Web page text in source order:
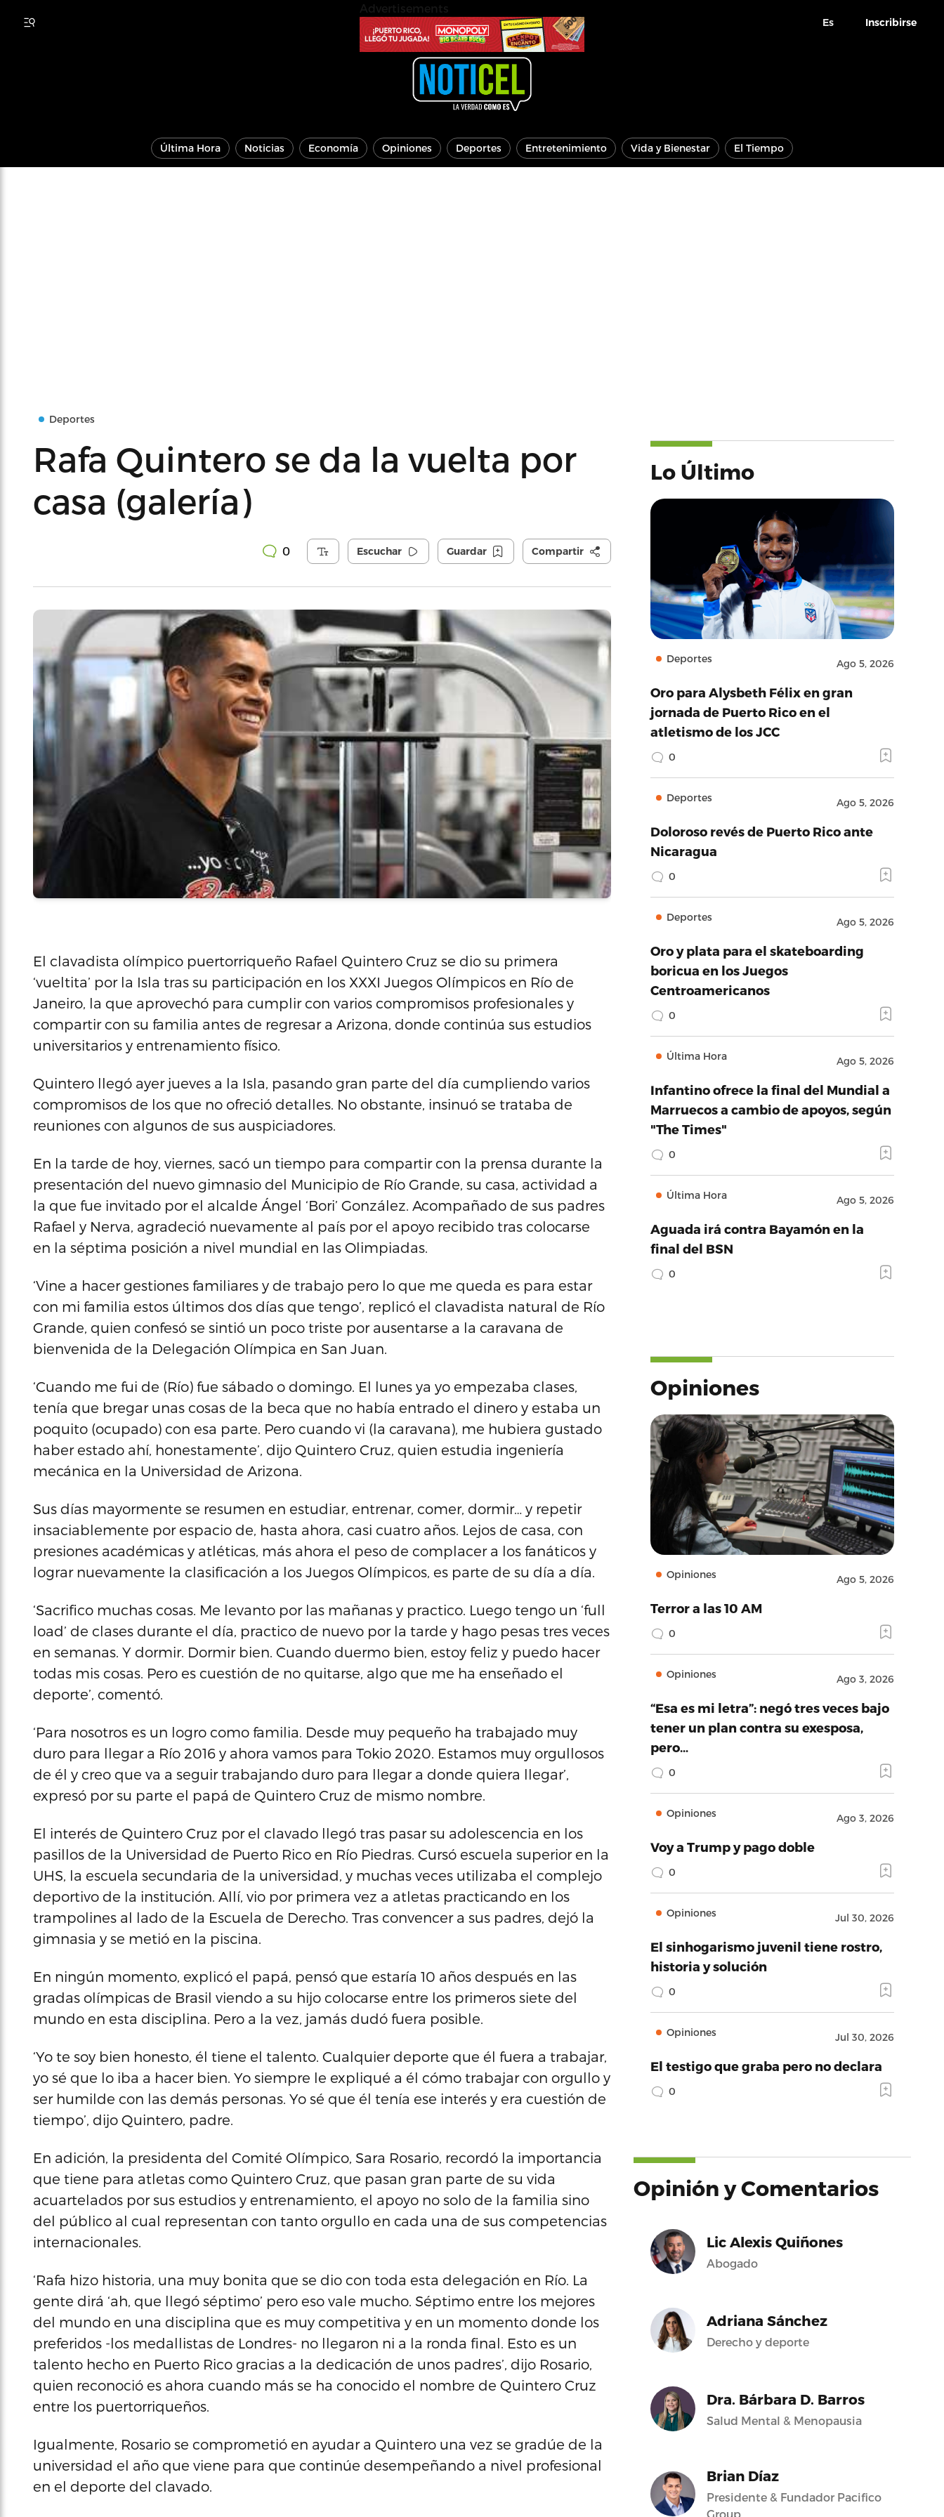
Es Inscribirse
Última Hora Noticias Economía Opiniones Deportes Entretenimiento Vida y Bienestar El Tiempo
Deportes
Rafa Quintero se da la vuelta por
casa (galería)
0 Escuchar Guardar Compartir
El clavadista olímpico puertorriqueño Rafael Quintero Cruz se dio su primera
‘vueltita’ por la Isla tras su participación en los XXXI Juegos Olímpicos en Río de
Janeiro, la que aprovechó para cumplir con varios compromisos profesionales y
compartir con su familia antes de regresar a Arizona, donde continúa sus estudios
universitarios y entrenamiento físico.
Quintero llegó ayer jueves a la Isla, pasando gran parte del día cumpliendo varios
compromisos de los que no ofreció detalles. No obstante, insinuó se trataba de
reuniones con algunos de sus auspiciadores.
En la tarde de hoy, viernes, sacó un tiempo para compartir con la prensa durante la
presentación del nuevo gimnasio del Municipio de Río Grande, su casa, actividad a
la que fue invitado por el alcalde Ángel ‘Bori’ González. Acompañado de sus padres
Rafael y Nerva, agradeció nuevamente al país por el apoyo recibido tras colocarse
en la séptima posición a nivel mundial en las Olimpiadas.
‘Vine a hacer gestiones familiares y de trabajo pero lo que me queda es para estar
con mi familia estos últimos dos días que tengo’, replicó el clavadista natural de Río
Grande, quien confesó se sintió un poco triste por ausentarse a la caravana de
bienvenida de la Delegación Olímpica en San Juan.
‘Cuando me fui de (Río) fue sábado o domingo. El lunes ya yo empezaba clases,
tenía que bregar unas cosas de la beca que no había entrado el dinero y estaba un
poquito (ocupado) con esa parte. Pero cuando vi (la caravana), me hubiera gustado
haber estado ahí, honestamente’, dijo Quintero Cruz, quien estudia ingeniería
mecánica en la Universidad de Arizona.
Sus días mayormente se resumen en estudiar, entrenar, comer, dormir… y repetir
insaciablemente por espacio de, hasta ahora, casi cuatro años. Lejos de casa, con
presiones académicas y atléticas, más ahora el peso de complacer a los fanáticos y
lograr nuevamente la clasificación a los Juegos Olímpicos, es parte de su día a día.
‘Sacrifico muchas cosas. Me levanto por las mañanas y practico. Luego tengo un ‘full
load’ de clases durante el día, practico de nuevo por la tarde y hago pesas tres veces
en semanas. Y dormir. Dormir bien. Cuando duermo bien, estoy feliz y puedo hacer
todas mis cosas. Pero es cuestión de no quitarse, algo que me ha enseñado el
deporte’, comentó.
‘Para nosotros es un logro como familia. Desde muy pequeño ha trabajado muy
duro para llegar a Río 2016 y ahora vamos para Tokio 2020. Estamos muy orgullosos
de él y creo que va a seguir trabajando duro para llegar a donde quiera llegar’,
expresó por su parte el papá de Quintero Cruz de mismo nombre.
El interés de Quintero Cruz por el clavado llegó tras pasar su adolescencia en los
pasillos de la Universidad de Puerto Rico en Río Piedras. Cursó escuela superior en la
UHS, la escuela secundaria de la universidad, y muchas veces utilizaba el complejo
deportivo de la institución. Allí, vio por primera vez a atletas practicando en los
trampolines al lado de la Escuela de Derecho. Tras convencer a sus padres, dejó la
gimnasia y se metió en la piscina.
En ningún momento, explicó el papá, pensó que estaría 10 años después en las
gradas olímpicas de Brasil viendo a su hijo colocarse entre los primeros siete del
mundo en esta disciplina. Pero a la vez, jamás dudó fuera posible.
‘Yo te soy bien honesto, él tiene el talento. Cualquier deporte que él fuera a trabajar,
yo sé que lo iba a hacer bien. Yo siempre le expliqué a él cómo trabajar con orgullo y
ser humilde con las demás personas. Yo sé que él tenía ese interés y era cuestión de
tiempo’, dijo Quintero, padre.
En adición, la presidenta del Comité Olímpico, Sara Rosario, recordó la importancia
que tiene para atletas como Quintero Cruz, que pasan gran parte de su vida
acuartelados por sus estudios y entrenamiento, el apoyo no solo de la familia sino
del público al cual representan con tanto orgullo en cada una de sus competencias
internacionales.
‘Rafa hizo historia, una muy bonita que se dio con toda esta delegación en Río. La
gente dirá ‘ah, que llegó séptimo’ pero eso vale mucho. Séptimo entre los mejores
del mundo en una disciplina que es muy competitiva y en un momento donde los
preferidos -los medallistas de Londres- no llegaron ni a la ronda final. Esto es un
talento hecho en Puerto Rico gracias a la dedicación de unos padres’, dijo Rosario,
quien reconoció es ahora cuando más se ha conocido el nombre de Quintero Cruz
entre los puertorriqueños.
Igualmente, Rosario se comprometió en ayudar a Quintero una vez se gradúe de la
universidad el año que viene para que continúe desempeñando a nivel profesional
en el deporte del clavado.
Lo Último
Deportes Ago 5, 2026
Oro para Alysbeth Félix en gran
jornada de Puerto Rico en el
atletismo de los JCC
0
Deportes Ago 5, 2026
Doloroso revés de Puerto Rico ante
Nicaragua
0
Deportes Ago 5, 2026
Oro y plata para el skateboarding
boricua en los Juegos
Centroamericanos
0
Última Hora Ago 5, 2026
Infantino ofrece la final del Mundial a
Marruecos a cambio de apoyos, según
"The Times"
0
Última Hora Ago 5, 2026
Aguada irá contra Bayamón en la
final del BSN
0
Opiniones
Opiniones Ago 5, 2026
Terror a las 10 AM
0
Opiniones Ago 3, 2026
“Esa es mi letra”: negó tres veces bajo
tener un plan contra su exesposa,
pero…
0
Opiniones Ago 3, 2026
Voy a Trump y pago doble
0
Opiniones Jul 30, 2026
El sinhogarismo juvenil tiene rostro,
historia y solución
0
Opiniones Jul 30, 2026
El testigo que graba pero no declara
0
Opinión y Comentarios
Lic Alexis Quiñones
Abogado
Adriana Sánchez
Derecho y deporte
Dra. Bárbara D. Barros
Salud Mental & Menopausia
Brian Díaz
Presidente & Fundador Pacifico
Group